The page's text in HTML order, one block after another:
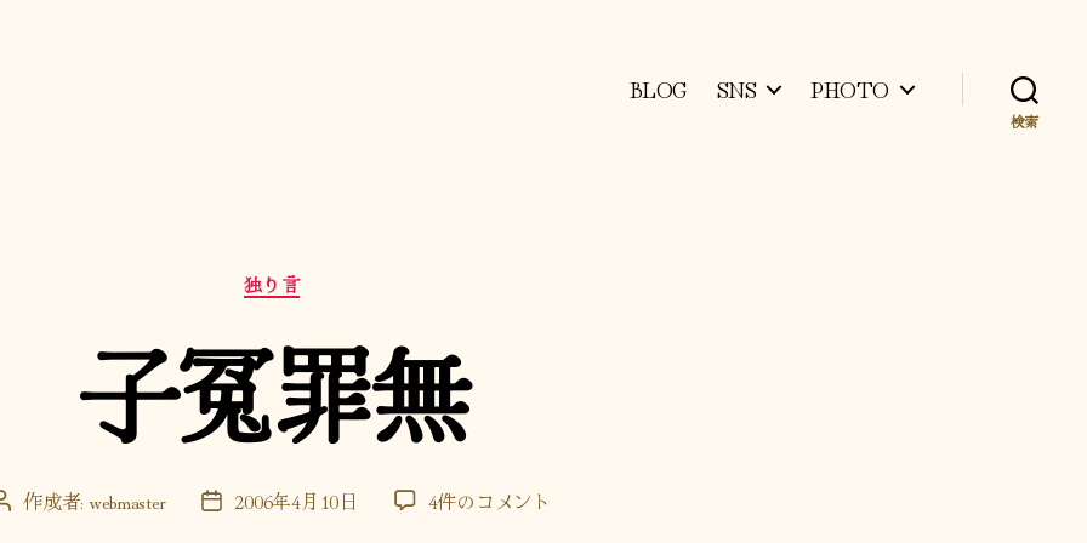
BLOG SNS PHOTO
検索
カ
テ
リ
ー
独り言
子冤罪無
投 作成者: webmaster
投 2006年4月10日
子
4件のコメント